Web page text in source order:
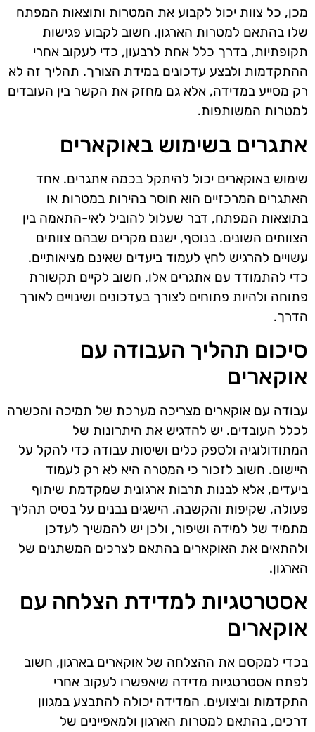
מכן, כל צוות יכול לקבוע את המטרות ותוצאות המפתח
שלו בהתאם למטרות הארגון. חשוב לקבוע פגישות
תקופתיות, בדרך כלל אחת לרבעון, כדי לעקוב אחרי
ההתקדמות ולבצע עדכונים במידת הצורך. תהליך זה לא
רק מסייע במדידה, אלא גם מחזק את הקשר בין העובדים
למטרות המשותפות.
אתגרים בשימוש באוקארים
שימוש באוקארים יכול להיתקל בכמה אתגרים. אחד
האתגרים המרכזיים הוא חוסר בהירות במטרות או
בתוצאות המפתח, דבר שעלול להוביל לאי-התאמה בין
הצוותים השונים. בנוסף, ישנם מקרים שבהם צוותים
עשויים להרגיש לחץ לעמוד ביעדים שאינם מציאותיים.
כדי להתמודד עם אתגרים אלו, חשוב לקיים תקשורת
פתוחה ולהיות פתוחים לצורך בעדכונים ושינויים לאורך
הדרך.
סיכום תהליך העבודה עם
אוקארים
עבודה עם אוקארים מצריכה מערכת של תמיכה והכשרה
לכלל העובדים. יש להדגיש את היתרונות של
המתודולוגיה ולספק כלים ושיטות עבודה כדי להקל על
היישום. חשוב לזכור כי המטרה היא לא רק לעמוד
ביעדים, אלא לבנות תרבות ארגונית שמקדמת שיתוף
פעולה, שקיפות והקשבה. הישגים נבנים על בסיס תהליך
מתמיד של למידה ושיפור, ולכן יש להמשיך לעדכן
ולהתאים את האוקארים בהתאם לצרכים המשתנים של
הארגון.
אסטרטגיות למדידת הצלחה עם
אוקארים
בכדי למקסם את ההצלחה של אוקארים בארגון, חשוב
לפתח אסטרטגיות מדידה שיאפשרו לעקוב אחרי
התקדמות וביצועים. המדידה יכולה להתבצע במגוון
דרכים, בהתאם למטרות הארגון ולמאפיינים של